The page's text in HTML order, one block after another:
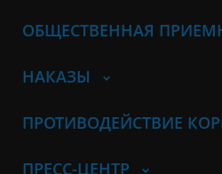
ОБЩЕСТВЕННАЯ
НАКАЗЫ
ПРОТИВОДЕЙСТВИЕ
ПРЕСС-ЦЕНТР